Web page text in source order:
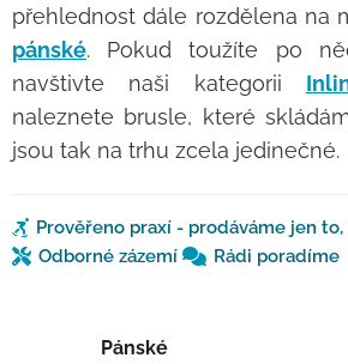
přehlednost dále rozdělena na
pánské. Pokud toužíte po
navštivte naši kategorii
naleznete brusle, které
jsou tak na trhu zcela jedinečné.
Prověřeno praxí - prodáváme jen
Odborné zázemí
Rádi poradíme
Pánské